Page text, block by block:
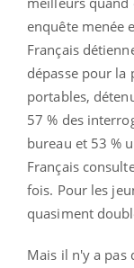
enquête menée
Français
dépasse pour la
portables,
57 % des
bureau et 53 %
Français
fois. Pour les
quasiment
Mais il n'y a pas